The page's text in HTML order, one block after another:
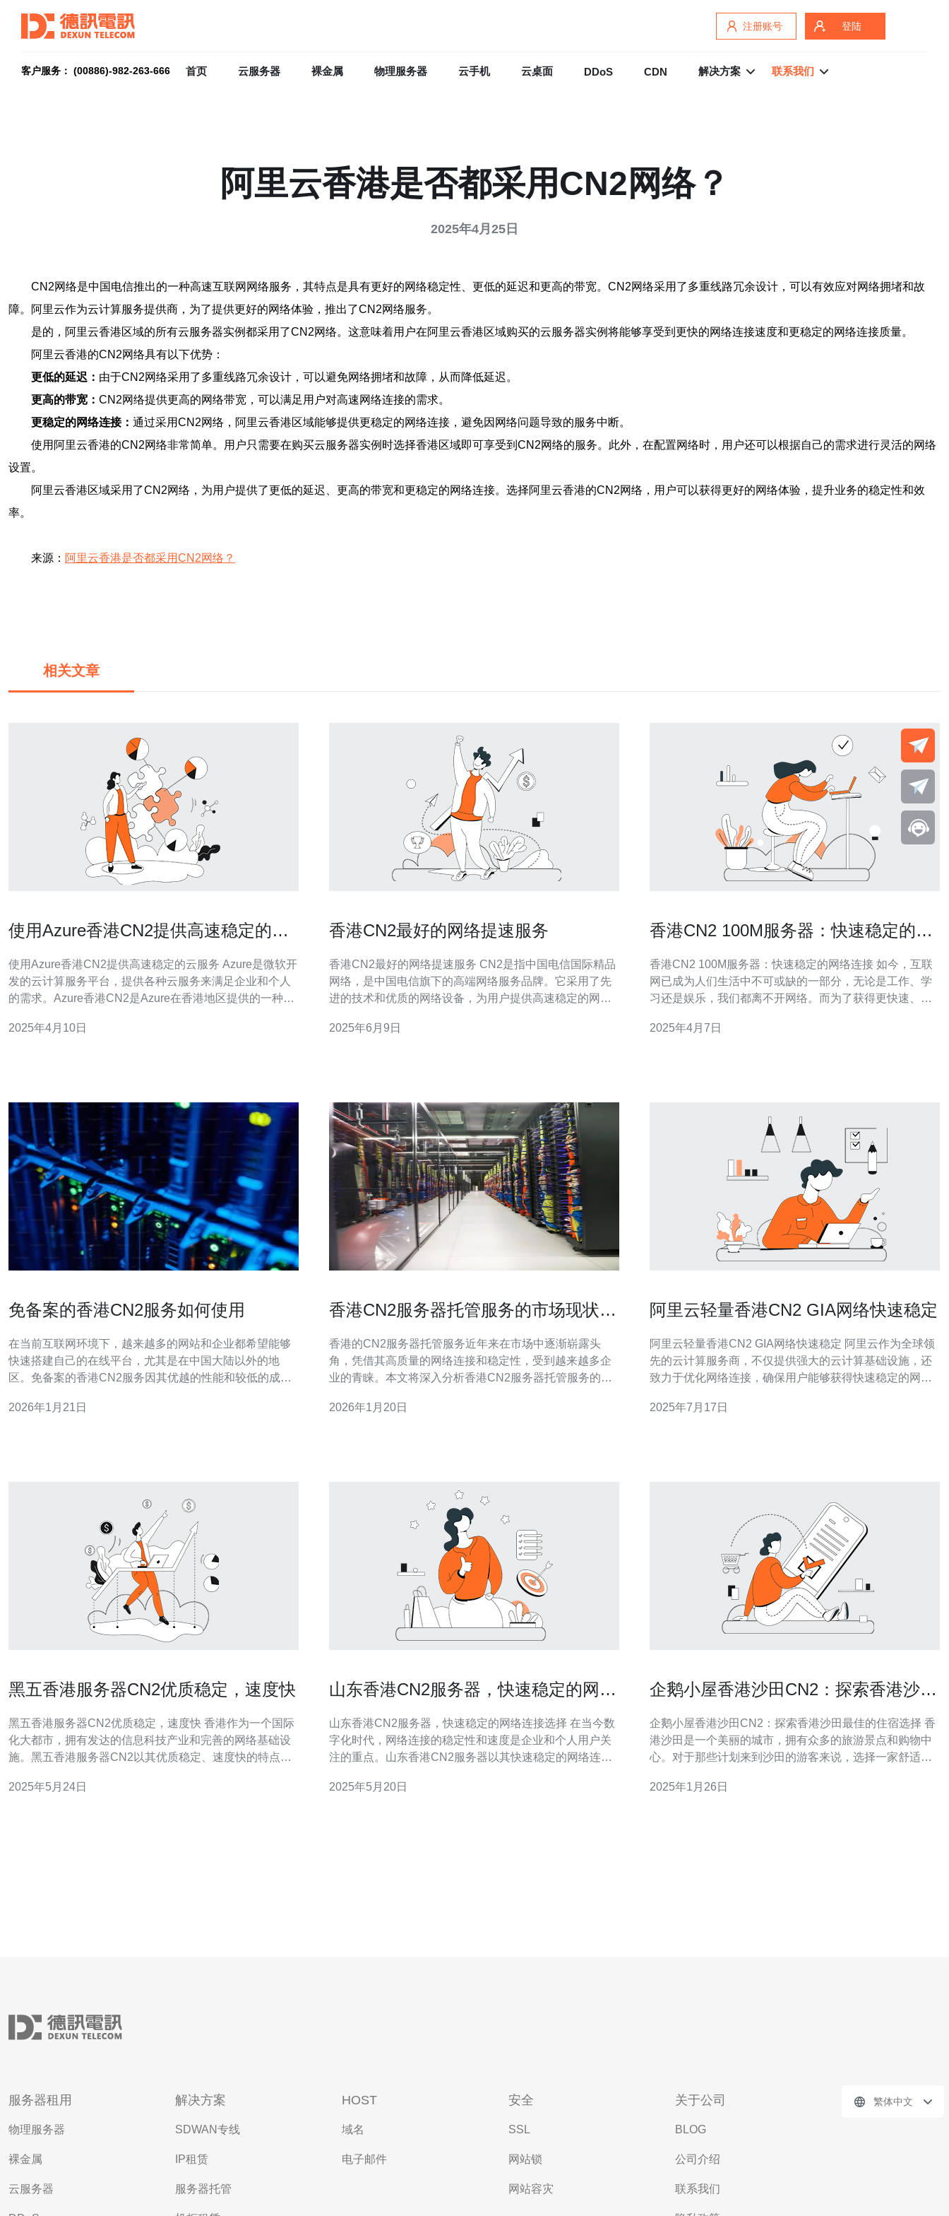
注册账号 登陆
客户服务： (00886)-982-263-666 首页 云服务器 裸金属 物理服务器 云手机 云桌面 DDoS CDN 解决方案 联系我们
阿里云香港是否都采用CN2网络？
2025年4月25日
CN2网络是中国电信推出的一种高速互联网网络服务，其特点是具有更好的网络稳定性、更低的延迟和更高的带宽。CN2网络采用了多重线路冗余设计，可以有效应对网络拥堵和故
障。阿里云作为云计算服务提供商，为了提供更好的网络体验，推出了CN2网络服务。
是的，阿里云香港区域的所有云服务器实例都采用了CN2网络。这意味着用户在阿里云香港区域购买的云服务器实例将能够享受到更快的网络连接速度和更稳定的网络连接质量。
阿里云香港的CN2网络具有以下优势：
更低的延迟： 由于CN2网络采用了多重线路冗余设计，可以避免网络拥堵和故障，从而降低延迟。
更高的带宽： CN2网络提供更高的网络带宽，可以满足用户对高速网络连接的需求。
更稳定的网络连接： 通过采用CN2网络，阿里云香港区域能够提供更稳定的网络连接，避免因网络问题导致的服务中断。
使用阿里云香港的CN2网络非常简单。用户只需要在购买云服务器实例时选择香港区域即可享受到CN2网络的服务。此外，在配置网络时，用户还可以根据自己的需求进行灵活的网络
设置。
阿里云香港区域采用了CN2网络，为用户提供了更低的延迟、更高的带宽和更稳定的网络连接。选择阿里云香港的CN2网络，用户可以获得更好的网络体验，提升业务的稳定性和效
率。
来源： 阿里云香港是否都采用CN2网络？
相关文章
使用Azure香港CN2提供高速稳定的云
使用Azure香港CN2提供高速稳定的云服务 Azure是微软开
发的云计算服务平台，提供各种云服务来满足企业和个人
的需求。Azure香港CN2是Azure在香港地区提供的一种高
接，为用户带来更好的云体验。 Azure香港CN2是Azure云
2025年4月10日
香港CN2最好的网络提速服务
香港CN2最好的网络提速服务 CN2是指中国电信国际精品
网络，是中国电信旗下的高端网络服务品牌。它采用了先
进的技术和优质的网络设备，为用户提供高速稳定的网络
CN2网络提供更快更稳定的网络连接，让用户享受流畅的
2025年6月9日
香港CN2 100M服务器：快速稳定的网
香港CN2 100M服务器：快速稳定的网络连接 如今，互联
网已成为人们生活中不可或缺的一部分，无论是工作、学
习还是娱乐，我们都离不开网络。而为了获得更快速、更
本文将介绍香港CN2 100M服务器，它是一种能够提供快
2025年4月7日
免备案的香港CN2服务如何使用
在当前互联网环境下，越来越多的网站和企业都希望能够
快速搭建自己的在线平台，尤其是在中国大陆以外的地
区。免备案的香港CN2服务因其优越的性能和较低的成
用这一服务，帮助您找到最好的、最便宜的解决方案。 香
2026年1月21日
香港CN2服务器托管服务的市场现状与
香港的CN2服务器托管服务近年来在市场中逐渐崭露头
角，凭借其高质量的网络连接和稳定性，受到越来越多企
业的青睐。本文将深入分析香港CN2服务器托管服务的市
优势。 香港CN2服务器托管服务的市场现状如何？ 目前，
2026年1月20日
阿里云轻量香港CN2 GIA网络快速稳定
阿里云轻量香港CN2 GIA网络快速稳定 阿里云作为全球领
先的云计算服务商，不仅提供强大的云计算基础设施，还
致力于优化网络连接，确保用户能够获得快速稳定的网络
得关注的服务，下面我们来详细了解。 阿里云轻量香港
2025年7月17日
黑五香港服务器CN2优质稳定，速度快
黑五香港服务器CN2优质稳定，速度快 香港作为一个国际
化大都市，拥有发达的信息科技产业和完善的网络基础设
施。黑五香港服务器CN2以其优质稳定、速度快的特点备
连接中国大陆和香港，极大地提升了网络传输速度和稳定
2025年5月24日
山东香港CN2服务器，快速稳定的网络
山东香港CN2服务器，快速稳定的网络连接选择 在当今数
字化时代，网络连接的稳定性和速度是企业和个人用户关
注的重点。山东香港CN2服务器以其快速稳定的网络连接
保证了网络连接的高速传输和稳定性。而山东香港作为服
2025年5月20日
企鹅小屋香港沙田CN2：探索香港沙田
企鹅小屋香港沙田CN2：探索香港沙田最佳的住宿选择 香
港沙田是一个美丽的城市，拥有众多的旅游景点和购物中
心。对于那些计划来到沙田的游客来说，选择一家舒适的
荐的住宿选择。 企鹅小屋香港沙田CN2位于沙田的中心地
2025年1月26日
服务器租用
物理服务器
裸金属
云服务器
解决方案
SDWAN专线
IP租赁
服务器托管
HOST
域名
电子邮件
安全
SSL
网站锁
网站容灾
关于公司
BLOG
公司介绍
联系我们
繁体中文